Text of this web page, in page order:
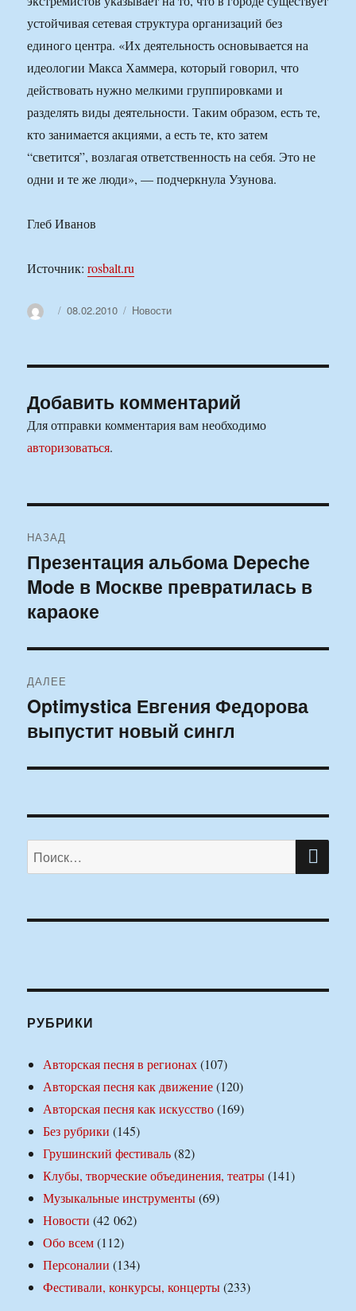
устойчивая сетевая структура организаций без
единого центра. «Их деятельность основывается на
идеологии Макса Хаммера, который говорил, что
действовать нужно мелкими группировками и
разделять виды деятельности. Таким образом, есть те,
кто занимается акциями, а есть те, кто затем
“светится”, возлагая ответственность на себя. Это не
одни и те же люди», — подчеркнула Узунова.
Глеб Иванов
Источник:rosbalt.ru
АвторОпубликовано
08.02.2010 Рубрики
Новости
Добавить комментарий
Для отправки комментария вам необходимо
авторизоваться.
по
записям
НАЗАД
Предыдущая
запись:
Презентация альбома Depeche
Mode в Москве превратилась в
караоке
ДАЛЕЕ
Следующая
запись:
Optimystica Евгения Федорова
выпустит новый сингл
Искать:
РУБРИКИ
Авторская песня в регионах(107)
Авторская песня как движение(120)
Авторская песня как искусство(169)
Без рубрики (145)
Грушинский фестиваль(82)
Клубы, творческие объединения, театры(141)
Музыкальные инструменты(69)
Новости (42 062)
Обо всем(112)
Персоналии (134)
Фестивали, конкурсы, концерты(233)